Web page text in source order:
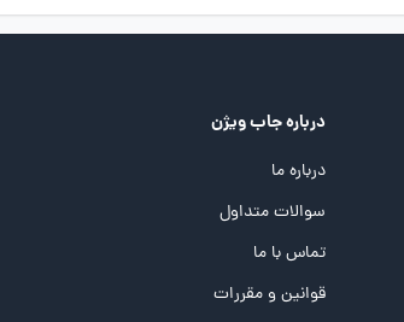
درباره جاب ویژن
درباره ما
سوالات متداول
تماس با ما
قوانین و مقررات